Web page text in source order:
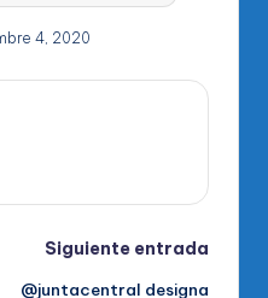
4, 2020
Siguiente entrada
@juntacentral designa